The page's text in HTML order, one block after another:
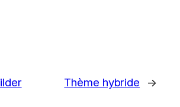
Thème hybride →